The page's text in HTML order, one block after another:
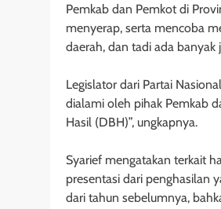
Pemkab dan Pemkot di
menyerap, serta mencoba
daerah, dan tadi ada banyak
Legislator dari Partai
dialami oleh pihak Pemkab
Hasil (DBH)”, ungkapnya.
Syarief mengatakan terkait
presentasi dari penghasilan
dari tahun sebelumnya,